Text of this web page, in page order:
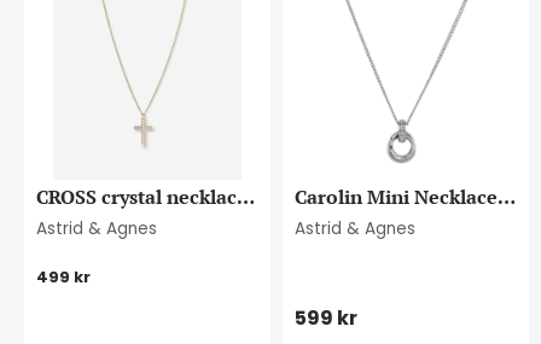
CROSS crystal necklace
steel
Astrid & Agnes
499 kr
Carolin Mini Necklace
Steel
Astrid & Agnes
599 kr